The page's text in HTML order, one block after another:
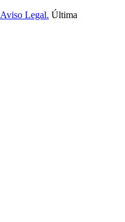
Aviso Legal. Última